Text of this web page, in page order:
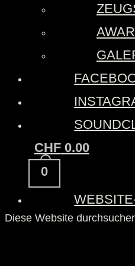
CHF0.00
0
Diese Website